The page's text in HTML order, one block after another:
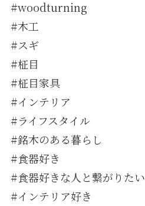
#woodturning
#木工
#スギ
#柾目
#柾目家具
#インテリア
#ライフスタイル
#銘木のある暮らし
#食器好き
#食器好きな人と繋がりたい
#インテリア好き